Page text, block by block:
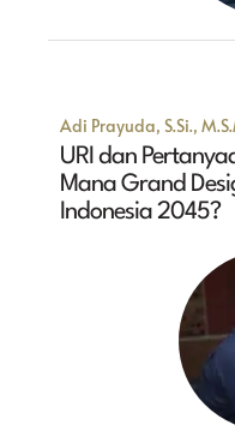
Adi Prayuda, S.Si.,
URI dan
Mana Grand
Indonesia 2045?